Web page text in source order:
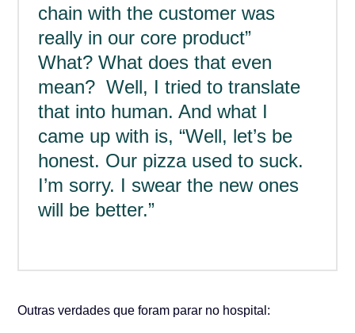
chain with the customer was
really in our core product”
What? What does that even
mean? Well, I tried to translate
that into human. And what I
came up with is, “Well, let’s be
honest. Our pizza used to suck.
I’m sorry. I swear the new ones
will be better.”
Outras verdades que foram parar no hospital: